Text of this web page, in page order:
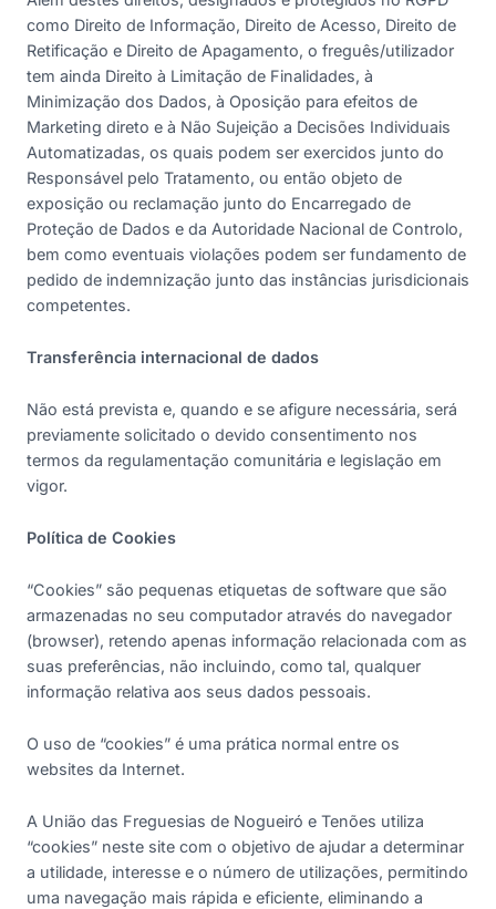
como Direito de Informação, Direito de Acesso, Direito de
Retificação e Direito de Apagamento, o freguês/utilizador
tem ainda Direito à Limitação de Finalidades, à
Minimização dos Dados, à Oposição para efeitos de
Marketing direto e à Não Sujeição a Decisões Individuais
Automatizadas, os quais podem ser exercidos junto do
Responsável pelo Tratamento, ou então objeto de
exposição ou reclamação junto do Encarregado de
Proteção de Dados e da Autoridade Nacional de Controlo,
bem como eventuais violações podem ser fundamento de
pedido de indemnização junto das instâncias jurisdicionais
competentes.
Transferência internacional de dados
Não está prevista e, quando e se afigure necessária, será
previamente solicitado o devido consentimento nos
termos da regulamentação comunitária e legislação em
vigor.
Política de Cookies
“Cookies” são pequenas etiquetas de software que são
armazenadas no seu computador através do navegador
(browser), retendo apenas informação relacionada com as
suas preferências, não incluindo, como tal, qualquer
informação relativa aos seus dados pessoais.
O uso de “cookies” é uma prática normal entre os
websites da Internet.
A União das Freguesias de Nogueiró e Tenões utiliza
“cookies” neste site com o objetivo de ajudar a determinar
a utilidade, interesse e o número de utilizações, permitindo
uma navegação mais rápida e eficiente, eliminando a